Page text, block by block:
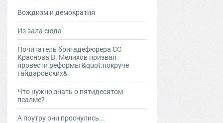
Вождизм и демократия
Из зала сюда
Почитатель бригадефюрера СС
Краснова В. Мелихов призвал
провести реформы &quot;покруче
гайдаровских&
Что нужно знать о пятидесятом
псалме?
А поутру они проснулись...